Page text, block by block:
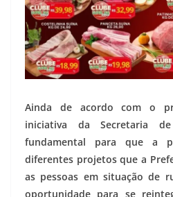
Ainda de acordo com o
iniciativa da Secretaria
fundamental para que a
diferentes projetos que a
as pessoas em situação de
oportunidade para se